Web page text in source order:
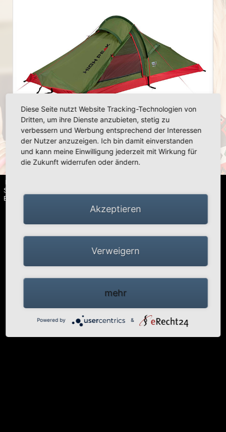
« »
»
Schwalmtal · Tel.: +49 (0)2163 951 60 60 |
Barrierefreiheitserklärung
Diese Seite nutzt Website Tracking-Technologien von
Dritten, um ihre Dienste anzubieten, stetig zu
verbessern und Werbung entsprechend der Interessen
der Nutzer anzuzeigen. Ich bin damit einverstanden
und kann meine Einwilligung jederzeit mit Wirkung für
die Zukunft widerrufen oder ändern.
Akzeptieren
Verweigern
mehr
Powered by &